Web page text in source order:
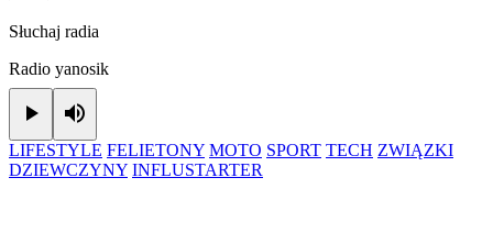
Słuchaj radia
Radio yanosik
Play
LIFESTYLE FELIETONY MOTO SPORT TECH ZWIĄZKI
DZIEWCZYNY INFLUSTARTER